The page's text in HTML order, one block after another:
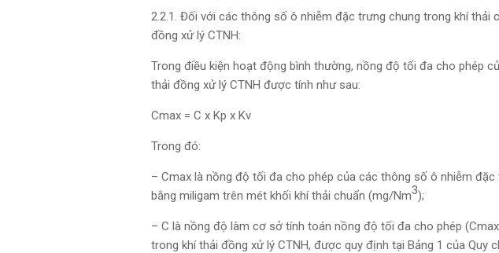
2.2.1. Đối với các thông số ô nhiễm đặc trưng chung trong khí thải
đồng xử lý CTNH:
Trong điều kiện hoạt động bình thường, nồng độ tối đa cho phép
thải đồng xử lý CTNH được tính như sau:
Cmax = C x Kp x Kv
Trong đó:
– Cmax là nồng độ tối đa cho phép của các thông số ô nhiễm
bằng miligam trên mét khối khí thải chuẩn (mg/Nm3);
– C là nồng độ làm cơ sở tính toán nồng độ tối đa cho phép
trong khí thải đồng xử lý CTNH, được quy định tại Bảng 1 của Quy